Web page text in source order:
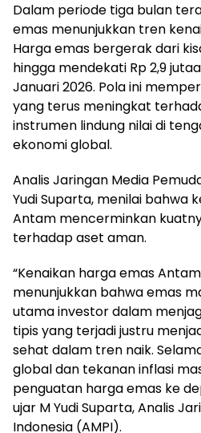
Dalam periode tiga bulan
emas menunjukkan tren
Harga emas bergerak dari
hingga mendekati Rp 2,9
Januari 2026. Pola ini
yang terus meningkat
instrumen lindung nilai di
ekonomi global.
Analis Jaringan Media
Yudi Suparta, menilai bahwa
Antam mencerminkan
terhadap aset aman.
“Kenaikan harga emas
menunjukkan bahwa emas
utama investor dalam
tipis yang terjadi justru
sehat dalam tren naik.
global dan tekanan inflasi
penguatan harga emas ke
ujar M Yudi Suparta, Analis
Indonesia (AMPI).